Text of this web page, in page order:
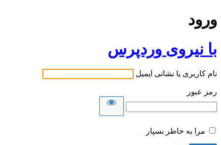
ورود
با نیروی وردپرس
نام کاربری یا نشانی ایمیل
رمز عبور
مرا به خاطر بسپار